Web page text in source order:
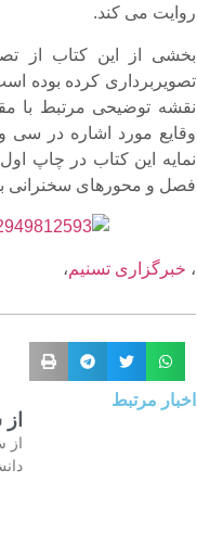
روایت می کند.
تصویربرداری کرده بوده
نقشه توضیحی مرتبط با
وقایع مورد اشاره در
نمایه این کتاب در چاپ
فصل و محورهای سخنرانی
، خبرگزاری تسنیم،
اخبار مرتبط
از